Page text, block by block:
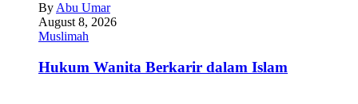
By Abu Umar
August 8, 2026
Muslimah
Hukum Wanita Berkarir dalam Islam